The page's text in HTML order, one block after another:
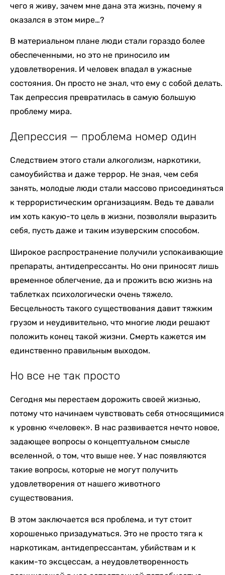
чего я живу, зачем мне дана эта жизнь, почему я
оказался в этом мире…?
В материальном плане люди стали гораздо более
обеспеченными, но это не приносило им
удовлетворения. И человек впадал в ужасные
состояния. Он просто не знал, что ему с собой делать.
Так депрессия превратилась в самую большую
проблему мира.
Депрессия — проблема номер один
Следствием этого стали алкоголизм, наркотики,
самоубийства и даже террор. Не зная, чем себя
занять, молодые люди стали массово присоединяться
к террористическим организациям. Ведь те давали
им хоть какую-то цель в жизни, позволяли выразить
себя, пусть даже и таким изуверским способом.
Широкое распространение получили успокаивающие
препараты, антидепрессанты. Но они приносят лишь
временное облегчение, да и прожить всю жизнь на
таблетках психологически очень тяжело.
Бесцельность такого существования давит тяжким
грузом и неудивительно, что многие люди решают
положить конец такой жизни. Смерть кажется им
единственно правильным выходом.
Но все не так просто
Сегодня мы перестаем дорожить своей жизнью,
потому что начинаем чувствовать себя относящимися
к уровню «человек». В нас развивается нечто новое,
задающее вопросы о концептуальном смысле
вселенной, о том, что выше нее. У нас появляются
такие вопросы, которые не могут получить
удовлетворения от нашего животного
существования.
В этом заключается вся проблема, и тут стоит
хорошенько призадуматься. Это не просто тяга к
наркотикам, антидепрессантам, убийствам и к
каким-то эксцессам, а неудовлетворенность